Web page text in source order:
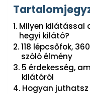
Milyen kilátással
hegyi kilátó?
118 lépcsőfok,
szóló élmény
5 érdekesség,
kilátóról
Hogyan